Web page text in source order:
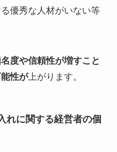
優秀な人材がいない等
度や信頼性が増すこと
性が上がります。
に関する経営者の個